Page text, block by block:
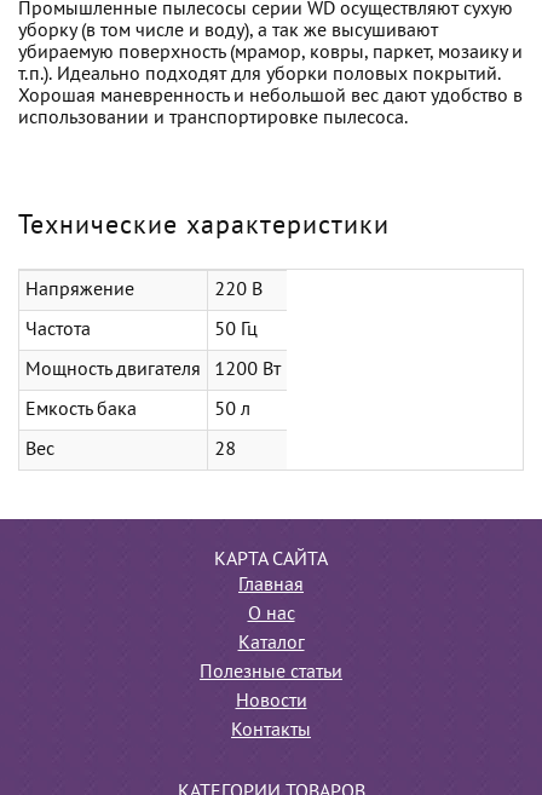
Промышленные пылесосы серии WD осуществляют сухую
уборку (в том числе и воду), а так же высушивают
убираемую поверхность (мрамор, ковры, паркет, мозаику и
т.п.). Идеально подходят для уборки половых покрытий.
Хорошая маневренность и небольшой вес дают удобство в
использовании и транспортировке пылесоса.
Технические характеристики
Напряжение 220 В
Частота 50 Гц
Мощность двигателя 1200 Вт
Емкость бака 50 л
Вес 28
КАРТА САЙТА
Главная
О нас
Каталог
Полезные статьи
Новости
Контакты